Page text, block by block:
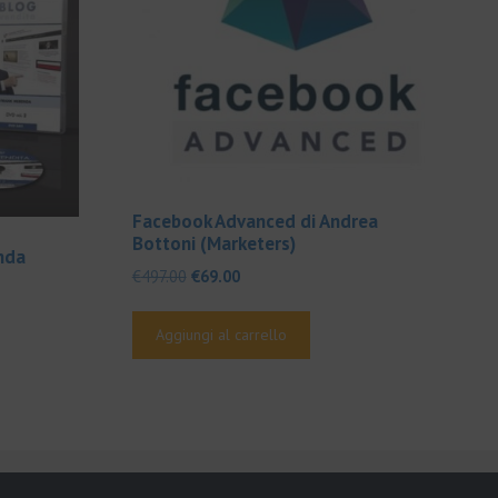
Facebook Advanced di Andrea
Bottoni (Marketers)
€497.00 Il
era:
€69.00Il
è:
Aggiungi al carrello